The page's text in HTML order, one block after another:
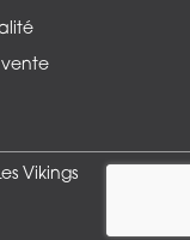
Vikings